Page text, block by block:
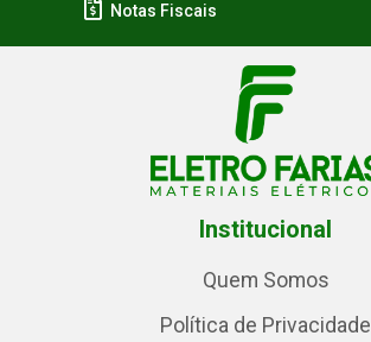
Notas Fiscais
Institucional
Quem Somos
Política de Privacidade